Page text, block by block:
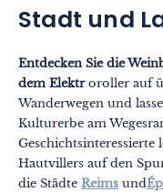
Stadt und
Entdecken Sie die
dem Elektroroller auf
Wanderwegen und
Kulturerbe am
Hautvillers auf den
die Städte Reims und